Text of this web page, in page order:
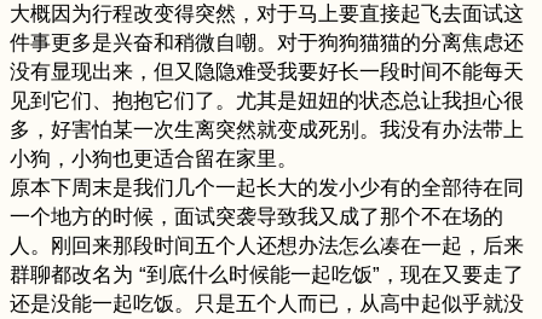
大概因为行程改变得突然，对于马上要直接起飞去面试这
件事更多是兴奋和稍微自嘲。对于狗狗猫猫的分离焦虑还
没有显现出来，但又隐隐难受我要好长一段时间不能每天
见到它们、抱抱它们了。尤其是妞妞的状态总让我担心很
多，好害怕某一次生离突然就变成死别。我没有办法带上
小狗，小狗也更适合留在家里。
原本下周末是我们几个一起长大的发小少有的全部待在同
一个地方的时候，面试突袭导致我又成了那个不在场的
人。刚回来那段时间五个人还想办法怎么凑在一起，后来
群聊都改名为 “到底什么时候能一起吃饭”，现在又要走了
还是没能一起吃饭。只是五个人而已，从高中起似乎就没